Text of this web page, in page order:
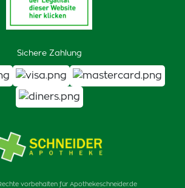
Sichere Zahlung
vorbehalten für Apothekeschneider.de